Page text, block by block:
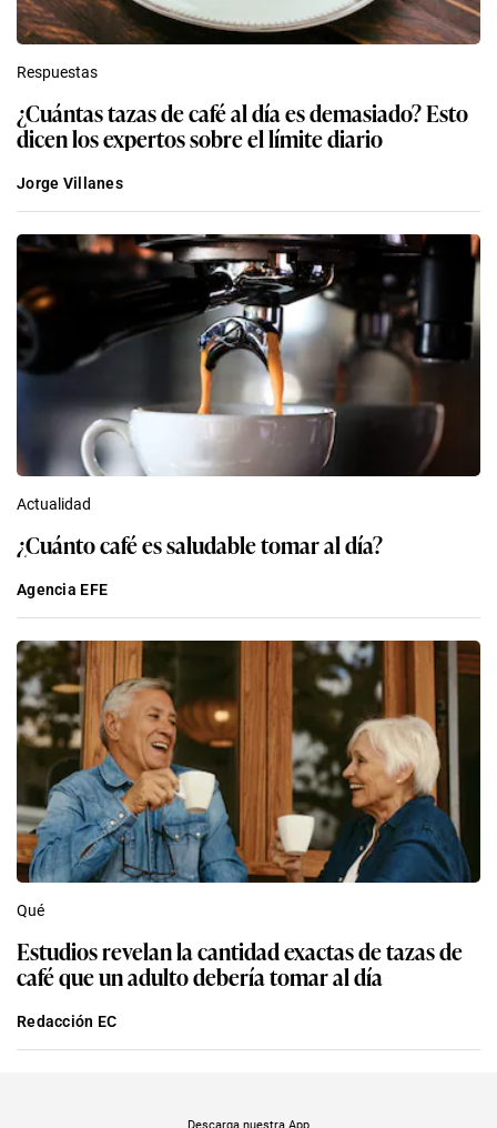
Respuestas
¿Cuántas tazas de café al día es demasiado? Esto
dicen los expertos sobre el límite diario
Jorge Villanes
Actualidad
¿Cuánto café es saludable tomar al día?
Agencia EFE
Qué
Estudios revelan la cantidad exactas de tazas de
café que un adulto debería tomar al día
Redacción EC
Descarga nuestra App